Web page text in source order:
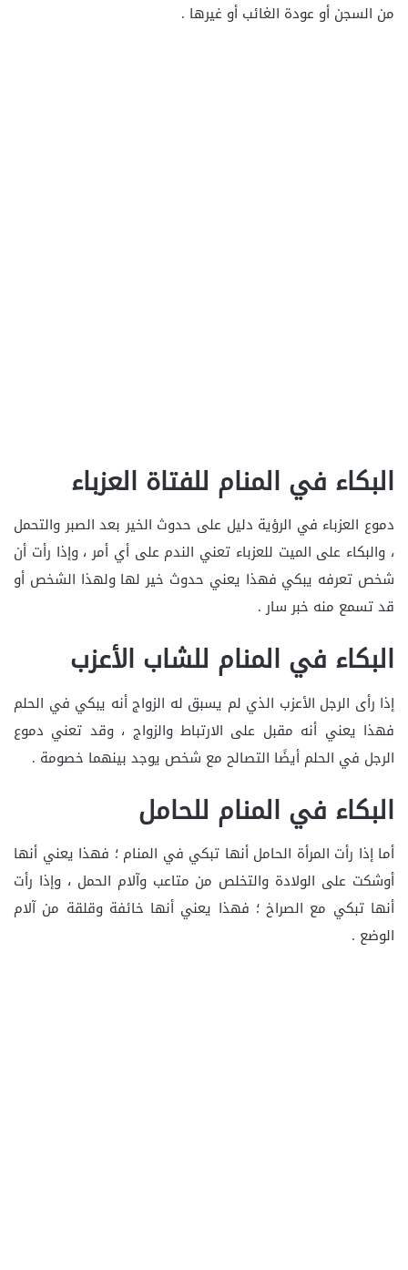
من السجن أو عودة الغائب أو غيرها .
البكاء في المنام للفتاة العزباء
دموع العزباء في الرؤية دليل على حدوث الخير بعد الصبر والتحمل
، والبكاء على الميت للعزباء تعني الندم على أي أمر ، وإذا رأت أن
شخص تعرفه يبكي فهذا يعني حدوث خير لها ولهذا الشخص أو
قد تسمع منه خبر سار .
البكاء في المنام للشاب الأعزب
إذا رأى الرجل الأعزب الذي لم يسبق له الزواج أنه يبكي في الحلم
فهذا يعني أنه مقبل على الارتباط والزواج ، وقد تعني دموع
الرجل في الحلم أيضًا التصالح مع شخص يوجد بينهما خصومة .
البكاء في المنام للحامل
أما إذا رأت المرأة الحامل أنها تبكي في المنام ؛ فهذا يعني أنها
أوشكت على الولادة والتخلص من متاعب وآلام الحمل ، وإذا رأت
أنها تبكي مع الصراخ ؛ فهذا يعني أنها خائفة وقلقة من آلام
الوضع .